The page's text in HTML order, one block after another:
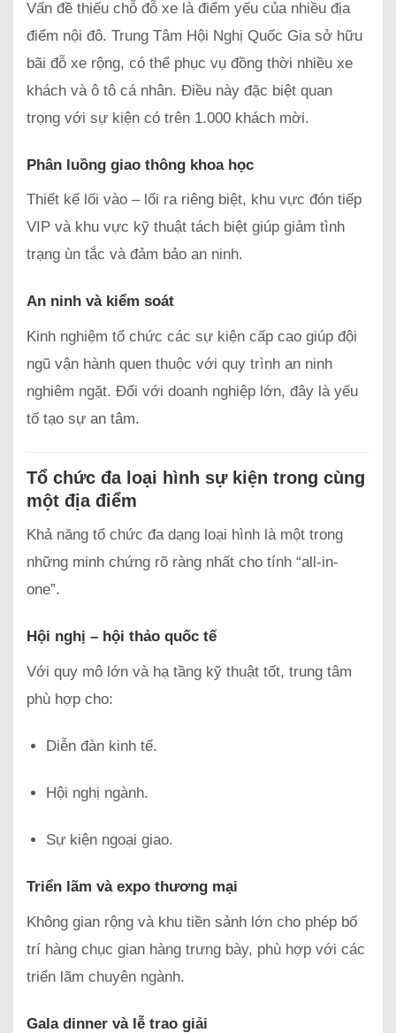
Vấn đề thiếu chỗ đỗ xe là điểm yếu của nhiều địa
điểm nội đô. Trung Tâm Hội Nghị Quốc Gia sở hữu
bãi đỗ xe rộng, có thể phục vụ đồng thời nhiều xe
khách và ô tô cá nhân. Điều này đặc biệt quan
trọng với sự kiện có trên 1.000 khách mời.
Phân luồng giao thông khoa học
Thiết kế lối vào – lối ra riêng biệt, khu vực đón tiếp
VIP và khu vực kỹ thuật tách biệt giúp giảm tình
trạng ùn tắc và đảm bảo an ninh.
An ninh và kiểm soát
Kinh nghiệm tổ chức các sự kiện cấp cao giúp đội
ngũ vận hành quen thuộc với quy trình an ninh
nghiêm ngặt. Đối với doanh nghiệp lớn, đây là yếu
tố tạo sự an tâm.
Tổ chức đa loại hình sự kiện trong cùng
một địa điểm
Khả năng tổ chức đa dạng loại hình là một trong
những minh chứng rõ ràng nhất cho tính “all-in-
one”.
Hội nghị – hội thảo quốc tế
Với quy mô lớn và hạ tầng kỹ thuật tốt, trung tâm
phù hợp cho:
Diễn đàn kinh tế.
Hội nghị ngành.
Sự kiện ngoại giao.
Triển lãm và expo thương mại
Không gian rộng và khu tiền sảnh lớn cho phép bố
trí hàng chục gian hàng trưng bày, phù hợp với các
triển lãm chuyên ngành.
Gala dinner và lễ trao giải